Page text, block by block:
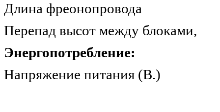
Длина
Перепад высот между
Энергопотребление:
Напряжение питания